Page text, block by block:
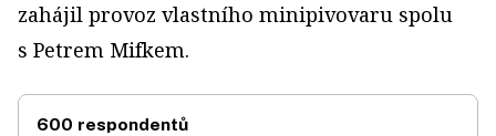
zahájil provoz vlastního minipivovaru spolu
s Petrem Mifkem.
600 respondentů